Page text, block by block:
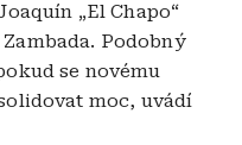
„El Chapo“
Podobný
se novému
moc, uvádí